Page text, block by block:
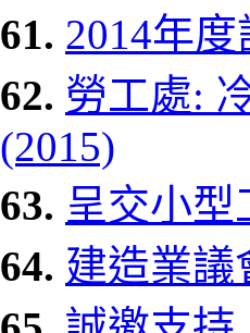
61. 2014年
62. 勞工處:
(2015)
63. 呈交小
64. 建造業議